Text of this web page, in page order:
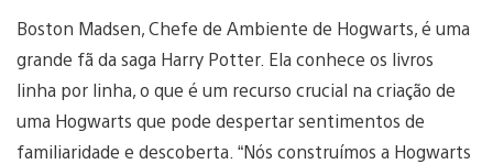
Boston Madsen, Chefe de Ambiente de Hogwarts, é uma
grande fã da saga Harry Potter. Ela conhece os livros
linha por linha, o que é um recurso crucial na criação de
uma Hogwarts que pode despertar sentimentos de
familiaridade e descoberta. “Nós construímos a Hogwarts